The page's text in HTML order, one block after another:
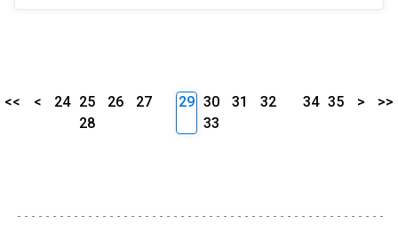
<< < 24 25 26
27
28
29 30 31
32
33
34 35 > >>